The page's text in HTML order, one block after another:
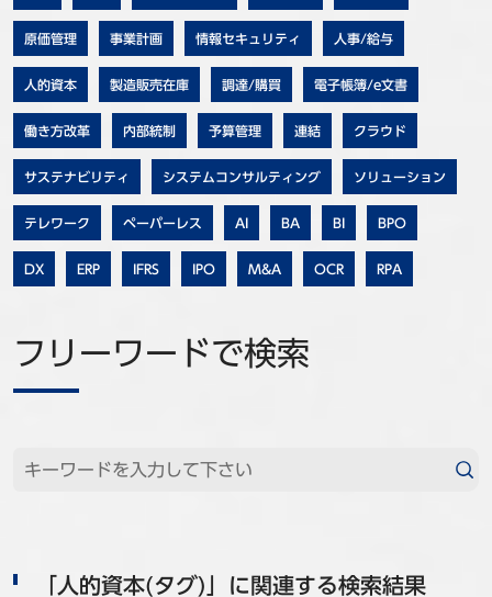
株主・投資家情報 採用情報
出版書籍
事例
セミナ−
ニュース
お問い合わせ
原価管理 事業計画 情報セキュリティ 人事/給与
人的資本 製造販売在庫 調達/購買 電子帳簿/e文書
働き方改革 内部統制 予算管理 連結 クラウド
サステナビリティ システムコンサルティング ソリューション
テレワーク ペーパーレス AI BA BI BPO
DX ERP IFRS IPO M&A OCR RPA
フリーワードで検索
人的資本(タグ)」に関連する検索結果